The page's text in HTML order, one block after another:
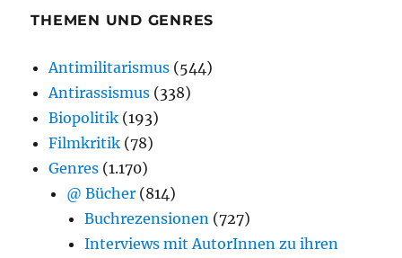
THEMEN UND GENRES
Antimilitarismus (544)
Antirassismus (338)
Biopolitik (193)
Filmkritik (78)
Genres (1.170)
@ Bücher (814)
Buchrezensionen (727)
Interviews mit AutorInnen zu ihren